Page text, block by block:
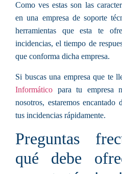
Como ves estas son las
en una empresa de soporte
herramientas que esta te
incidencias, el tiempo de
que conforma dicha empresa.
Si buscas una empresa que te
Informático para tu empresa
nosotros, estaremos encantado
tus incidencias rápidamente.
Preguntas
qué debe